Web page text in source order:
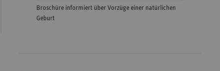
Broschüre informiert über Vorzüge einer natürlichen
Geburt